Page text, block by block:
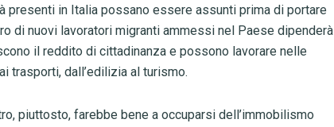
presenti in Italia possano essere assunti prima di portare
di nuovi lavoratori migranti ammessi nel Paese dipenderà
il reddito di cittadinanza e possono lavorare nelle
trasporti, dall’edilizia al turismo.
piuttosto, farebbe bene a occuparsi dell’immobilismo